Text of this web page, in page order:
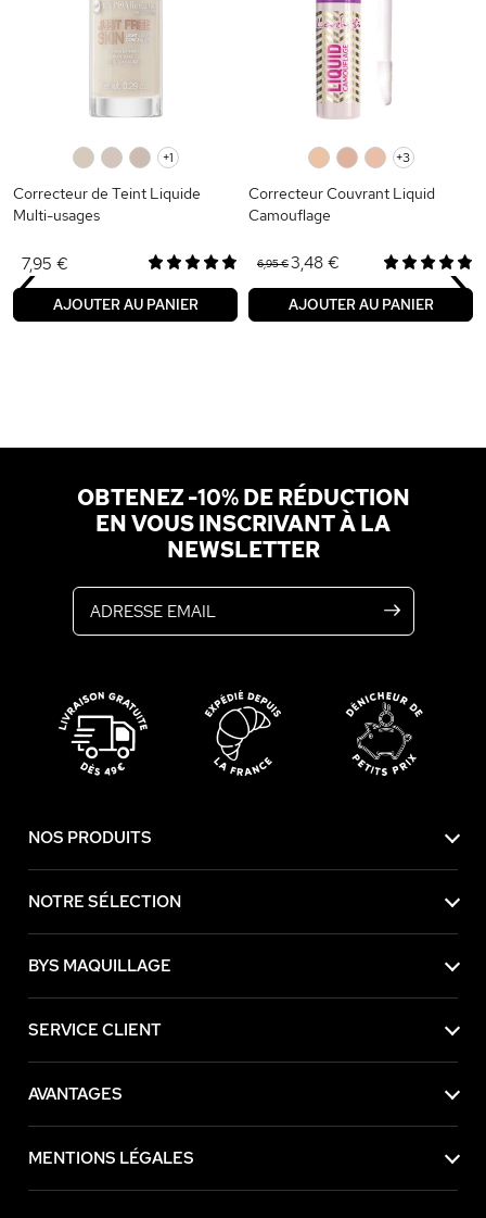
+1
Correcteur de Teint Liquide
Multi-usages
7,95 €
AJOUTER AU PANIER
+3
Correcteur Couvrant Liquid
Camouflage
6,95 €3,48 €
AJOUTER AU PANIER
‹ ›
OBTENEZ -10% DE RÉDUCTION
EN VOUS INSCRIVANT À LA
NEWSLETTER
NOS PRODUITS
NOTRE SÉLECTION
BYS MAQUILLAGE
SERVICE CLIENT
AVANTAGES
MENTIONS LÉGALES